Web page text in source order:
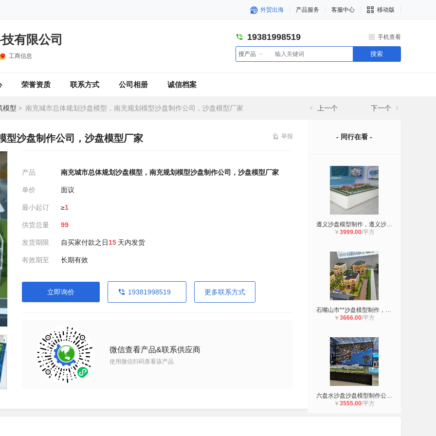
外贸出海 产品服务 客服中心 移动版
有限公司
工商信息
19381998519 手机查看
搜产品 搜索
荣誉资质 联系方式 公司相册 诚信档案
模型 > 南充城市总体规划沙盘模型，南充规划模型沙盘制作公司，沙盘模型厂家 上一个 下一个
型沙盘制作公司，沙盘模型厂家 举报
产品 南充城市总体规划沙盘模型，南充规划模型沙盘制作公司，沙盘模型厂家
单价 面议
最小起订 ≥1
供货总量 99
发货期限 自买家付款之日15 天内发货
有效期至 长期有效
立即询价 19381998519 更多联系方式
微信查看产品&联系供应商
使用微信扫码查看该产品
- 同行在看 -
遵义沙盘模型制作，遵义沙盘模型定制
￥ 3999.00/平方
石嘴山市**沙盘模型制作，石嘴山沙
￥ 3666.00/平方
六盘水沙盘沙盘模型制作公司，六盘水
￥ 3555.00/平方